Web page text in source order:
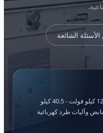
الشائعة
حماية شاملة داخلية وخارجية تغطي 12 كيلو فولت - 40.5 كيلو
وآليات طرد كهربائية